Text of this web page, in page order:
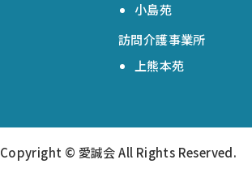
小島苑
訪問介護事業所
上熊本苑
Copyright © 愛誠会 All Rights Reserved.